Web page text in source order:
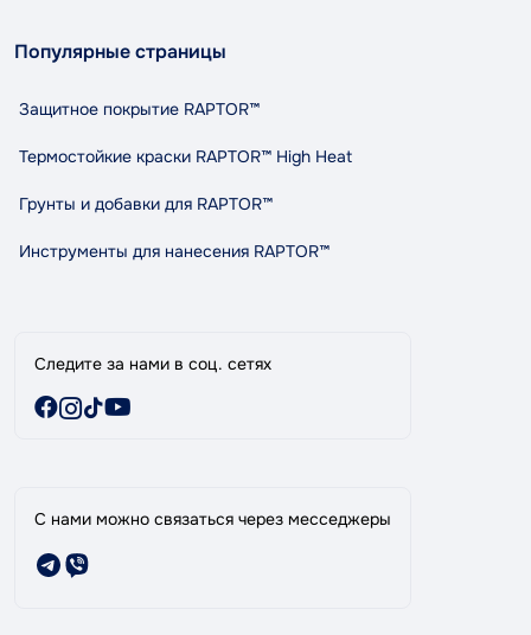
Доставка и оплата
Политика конфиденциальности
Правила и условия пользования
Индикативный расход RAPTOR
Бренды
Популярные страницы
Защитное покрытие RAPTOR™
Термостойкие краски RAPTOR™ High Heat
Грунты и добавки для RAPTOR™
Инструменты для нанесения RAPTOR™
Следите за нами в соц. сетях
С нами можно связаться через месседжеры